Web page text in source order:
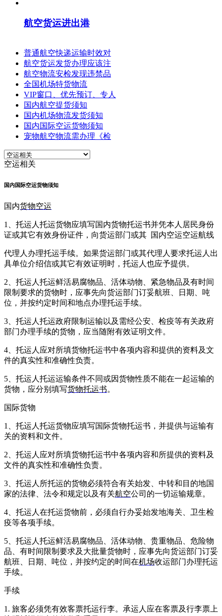
航空货运进出港
普通航空快递运输时效对
航空货运发货办理应该注
航空物流安检发现违禁品
全国机场特货物流
VIP窗口、优先预订、专人
国内航空提货须知
国内机场物流发货须知
国内国际空运货物须知
宠物航空物流需办理《检
空运相关
国内国际空运货物须知
国内货物空运
1、托运人托运货物应填写国内货物托运书并凭本人居民身份
证或其它有效身份证件，向货运部门或其 国内空运空运航线
代理人办理托运手续。如果货运部门或其代理人要求托运人出
具单位介绍信或其它有效证明时，托运人也应予提供。
2、托运人托运鲜活易腐物品、活体动物、紧急物品及有时间
限制要求的货物时，应事先向货运部门订妥航班、日期、吨
位，并按约定时间和地点办理托运手续。
3、托运人托运政府限制运输以及需经公安、检疫等有关政府
部门办理手续的货物，应当随附有效证明文件。
4、托运人应对所填货物托运书中各项内容和提供的资料及文
件的真实性和准确性负责。
5、托运人托运运输条件不同或因货物性质不能在一起运输的
货物，应分别填写货物托运书。
国际货物
1、托运人托运货物应填写国际货物托运书，并提供与运输有
关的资料和文件。
2、托运人应对所填货物托运书中各项内容和所提供的资料及
文件的真实性和准确性负责。
3、托运人所托运的货物必须符合有关始发、中转和目的地国
家的法律、法令和规定以及有关航空公司的一切运输规章。
4、托运人在托运货物前，必须自行办妥始发地海关、卫生检
疫等各项手续。
5、托运人托运鲜活易腐物品、活体动物、贵重物品、危险物
品、有时间限制要求及大批量货物时，应事先向货运部门订妥
航班、日期、吨位，并按约定的时间在机场收运部门办理托运
手续。
手续
1. 旅客必须凭有效客票托运行李。承运人应在客票及行李票上